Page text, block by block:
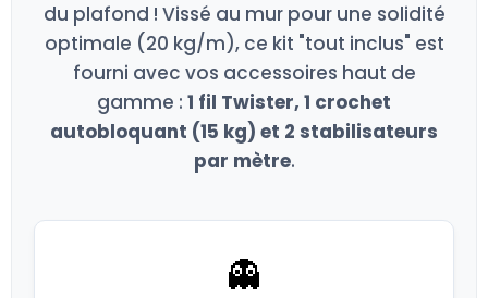
du plafond ! Vissé au mur pour une solidité
optimale (20 kg/m), ce kit "tout inclus" est
fourni avec vos accessoires haut de
gamme : 1 fil Twister, 1 crochet
autobloquant (15 kg) et 2 stabilisateurs
par mètre.
👻